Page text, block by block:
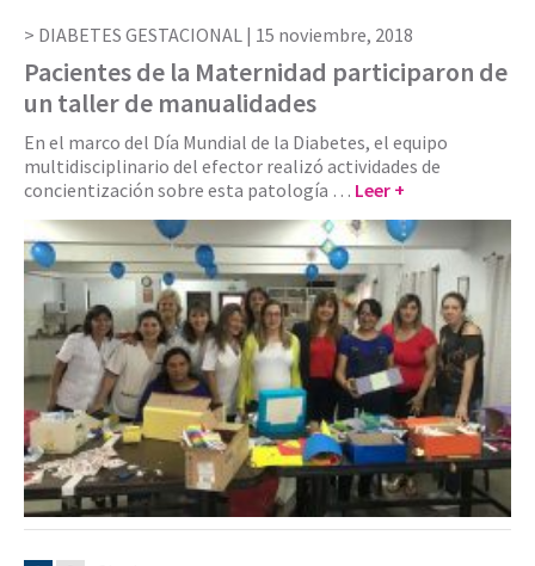
DIABETES GESTACIONAL | 15 noviembre, 2018
Pacientes de la Maternidad participaron de
un taller de manualidades
En el marco del Día Mundial de la Diabetes, el equipo
multidisciplinario del efector realizó actividades de
concientización sobre esta patología … Leer +